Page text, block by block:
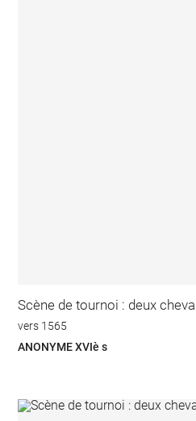
Scène de tournoi : deux
vers 1565
ANONYME XVIè s